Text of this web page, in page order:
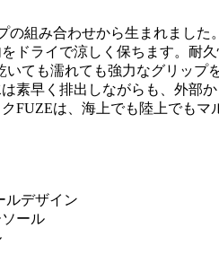
の組み合わせから生まれました
ドライで涼しく保ちます。耐
ても濡れても強力なグリップ
素早く排出しながらも、外部
FUZEは、海上でも陸上でもマ
ルデザイン
ール